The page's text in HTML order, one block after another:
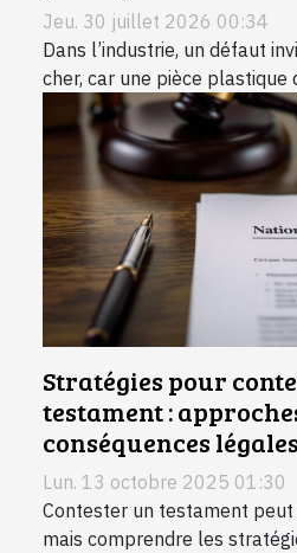
Jeu. 30 juillet 2026 00:34
Dans l’industrie, un défaut
cher, car une pièce plastique
Stratégies pour
testament :
conséquences légales
Lun. 13 octobre 2025 01:30
Contester un testament
mais comprendre les